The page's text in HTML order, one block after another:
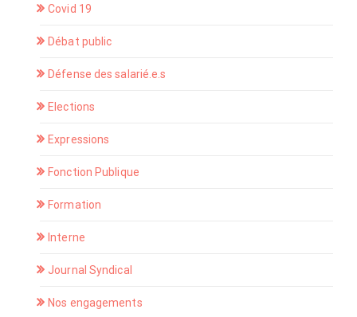
Covid 19
Débat public
Défense des salarié.e.s
Elections
Expressions
Fonction Publique
Formation
Interne
Journal Syndical
Nos engagements